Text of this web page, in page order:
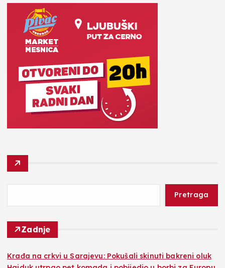
Pretraga
Zadnje
Krađa na crkvi u Sarajevu: Pokušali skinuti bakreni oluk